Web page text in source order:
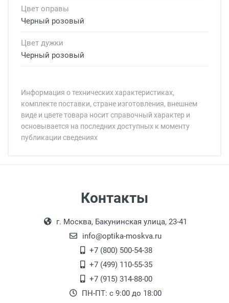
Цвет оправы
Черный розовый
Цвет дужки
Черный розовый
Информация о технических характеристиках,
комплекте поставки, стране изготовления, внешнем
виде и цвете товара носит справочный характер и
основывается на последних доступных к моменту
публикации сведениях
Ширина линзы:
Ширина мостика:
Оплата товара производится
наличными непосредственно на пункте
выдачи товара.
18:00, по субботам с 11:00 до 15:00, в
офисе по адресу: г. Москва,
Переведеновский переулок 17, корпус 1,
второй этаж, тел. +7 (499) 110-55-35.
После того, как заказ поступает в пункт
выдачи, наш менеджер связывается с
клиентом и оповещает о поступлении
Контакты
г. Москва, Бакунинская улица, 23-41
info@optika-moskva.ru
+7 (800) 500-54-38
+7 (499) 110-55-35
+7 (915) 314-88-00
ПН-ПТ: с 9:00 до 18:00